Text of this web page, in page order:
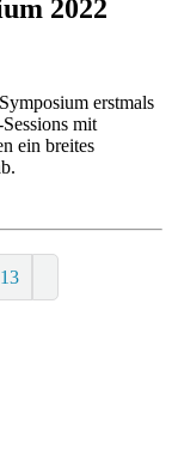
2022
erstmals
mit
ein breites
13